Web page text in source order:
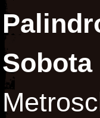
Sobota